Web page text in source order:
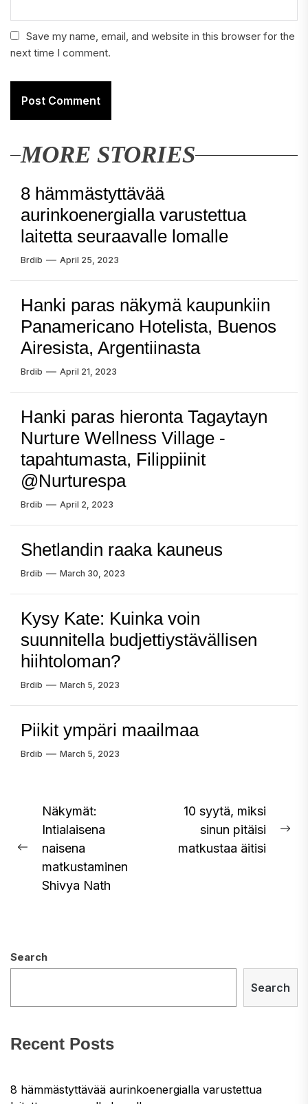
Save my name, email, and website in this browser for the
next time I comment.
MORE STORIES
8 hämmästyttävää
aurinkoenergialla varustettua
laitetta seuraavalle lomalle
Brdib April 25, 2023
Hanki paras näkymä kaupunkiin
Panamericano Hotelista, Buenos
Airesista, Argentiinasta
Brdib April 21, 2023
Hanki paras hieronta Tagaytayn
Nurture Wellness Village -
tapahtumasta, Filippiinit
@Nurturespa
Brdib April 2, 2023
Shetlandin raaka kauneus
Brdib March 30, 2023
Kysy Kate: Kuinka voin
suunnitella budjettiystävällisen
hiihtoloman?
Brdib March 5, 2023
Piikit ympäri maailmaa
Brdib March 5, 2023
Post
navigation
Previous
post:
Näkymät:
Intialaisena
naisena
matkustaminen
Shivya Nath
10 syytä, miksi
sinun pitäisi
matkustaa äitisi
Search
Search
Recent Posts
8 hämmästyttävää aurinkoenergialla varustettua